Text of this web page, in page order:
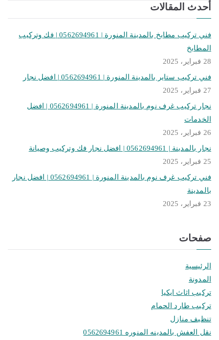
أحدث المقالات
فني تركيب مطابخ بالمدينة المنورة | 0562694961 | فك وتركيب
المطابخ
28 فبراير، 2025
فني تركيب ستاير بالمدينة المنورة | 0562694961 | افضل نجار
27 فبراير، 2025
نجار تركيب غرف نوم بالمدينة المنورة | 0562694961 | افضل
الخدمات
26 فبراير، 2025
نجار بالمدينة | 0562694961 | افضل نجار فك وتركيب وصيانة
25 فبراير، 2025
فني تركيب غرف نوم بالمدينة المنورة | 0562694961 | افضل نجار
بالمدينة
23 فبراير، 2025
صفحات
الرئيسية
المدونة
تركيب اثاث ايكيا
تركيب طارد الحمام
تنظيف منازل
نقل العفش بالمدينه المنوره 0562694961